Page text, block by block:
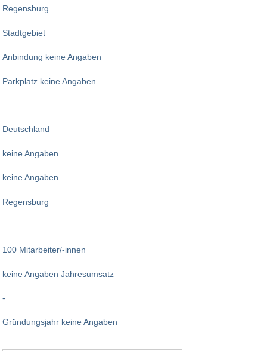
Regensburg
Stadtgebiet
Anbindung keine Angaben
Parkplatz keine Angaben
Deutschland
keine Angaben
keine Angaben
Regensburg
100 Mitarbeiter/-innen
keine Angaben Jahresumsatz
-
Gründungsjahr keine Angaben